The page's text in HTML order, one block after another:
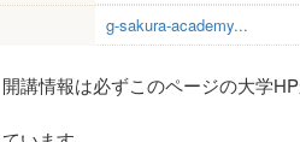
g-sakura-academy...
講情報は必ずこのページの大学HP